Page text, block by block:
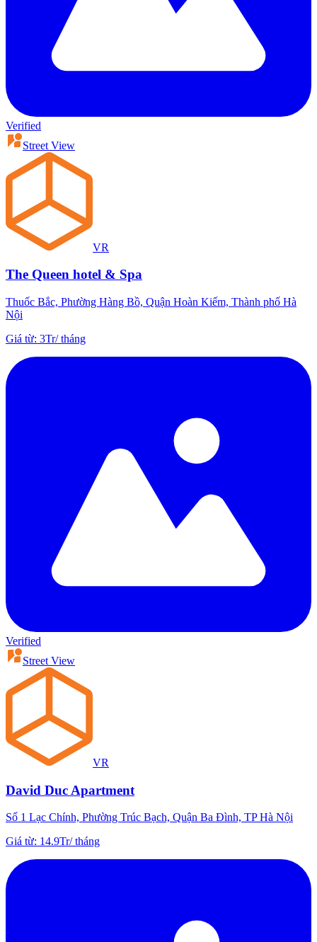
Verified
Street View
VR
The Queen hotel & Spa
Thuốc Bắc, Phường Hàng Bồ, Quận Hoàn Kiếm, Thành phố Hà
Nội
Giá từ: 3Tr/tháng
Verified
Street View
VR
David Duc Apartment
Số 1 Lạc Chính, Phường Trúc Bạch, Quận Ba Đình, TP Hà Nội
Giá từ: 14.9Tr/tháng